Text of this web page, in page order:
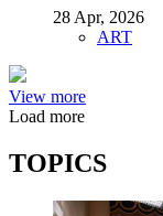
28 Apr, 2026
ART
View more
Load more
TOPICS